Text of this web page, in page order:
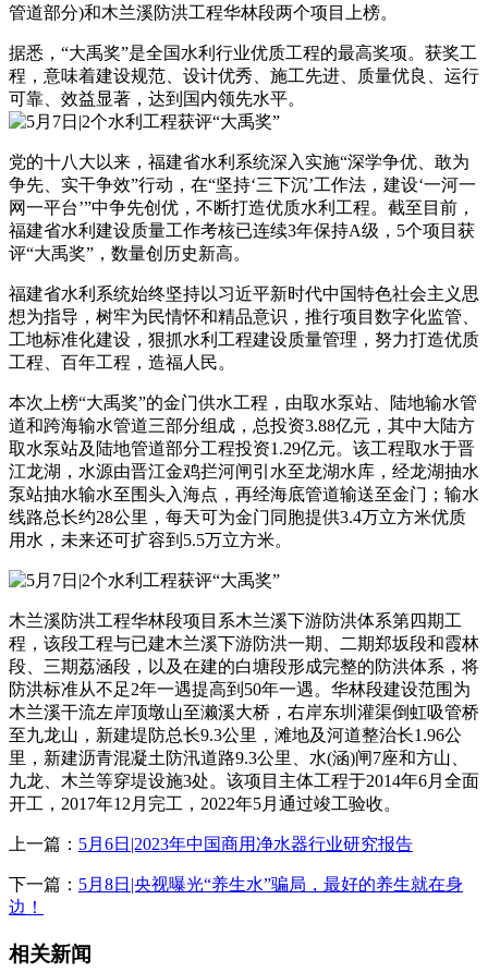
管道部分)和木兰溪防洪工程华林段两个项目上榜。
据悉，“大禹奖”是全国水利行业优质工程的最高奖项。获奖工
程，意味着建设规范、设计优秀、施工先进、质量优良、运行
可靠、效益显著，达到国内领先水平。
党的十八大以来，福建省水利系统深入实施“深学争优、敢为
争先、实干争效”行动，在“坚持‘三下沉’工作法，建设‘一河一
网一平台’”中争先创优，不断打造优质水利工程。截至目前，
福建省水利建设质量工作考核已连续3年保持A级，5个项目获
评“大禹奖”，数量创历史新高。
福建省水利系统始终坚持以习近平新时代中国特色社会主义思
想为指导，树牢为民情怀和精品意识，推行项目数字化监管、
工地标准化建设，狠抓水利工程建设质量管理，努力打造优质
工程、百年工程，造福人民。
本次上榜“大禹奖”的金门供水工程，由取水泵站、陆地输水管
道和跨海输水管道三部分组成，总投资3.88亿元，其中大陆方
取水泵站及陆地管道部分工程投资1.29亿元。该工程取水于晋
江龙湖，水源由晋江金鸡拦河闸引水至龙湖水库，经龙湖抽水
泵站抽水输水至围头入海点，再经海底管道输送至金门；输水
线路总长约28公里，每天可为金门同胞提供3.4万立方米优质
用水，未来还可扩容到5.5万立方米。
木兰溪防洪工程华林段项目系木兰溪下游防洪体系第四期工
程，该段工程与已建木兰溪下游防洪一期、二期郑坂段和霞林
段、三期荔涵段，以及在建的白塘段形成完整的防洪体系，将
防洪标准从不足2年一遇提高到50年一遇。华林段建设范围为
木兰溪干流左岸顶墩山至濑溪大桥，右岸东圳灌渠倒虹吸管桥
至九龙山，新建堤防总长9.3公里，滩地及河道整治长1.96公
里，新建沥青混凝土防汛道路9.3公里、水(涵)闸7座和方山、
九龙、木兰等穿堤设施3处。该项目主体工程于2014年6月全面
开工，2017年12月完工，2022年5月通过竣工验收。
上一篇： 5月6日|2023年中国商用净水器行业研究报告
下一篇： 5月8日|央视曝光“养生水”骗局，最好的养生就在身
边！
相关新闻